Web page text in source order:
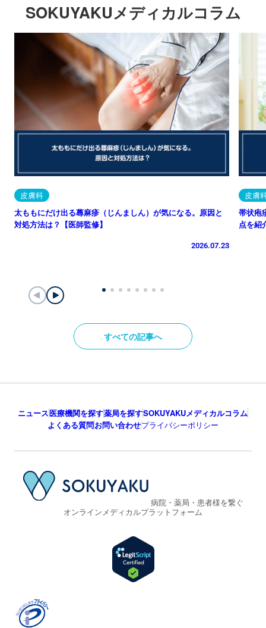
SOKUYAKUメディカルコラム
皮膚科
太ももにだけ出る蕁麻疹（じんましん）が気になる。原因と
対処方法は？【医師監修】
2026.07.23
皮膚
帯状疱
点を紹
すべての記事へ
ニュース医療機関を探す薬局を探すSOKUYAKUメディカルコラム
よくある質問お問い合わせプライバシーポリシー
病院・薬局・患者様を繋ぐ
オンラインメディカルプラットフォーム